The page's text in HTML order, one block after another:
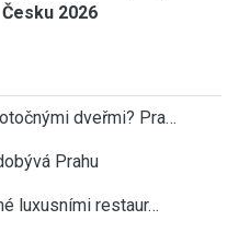
Česku 2026
dveřmi? Pra…
Prahu
luxusními restaur…